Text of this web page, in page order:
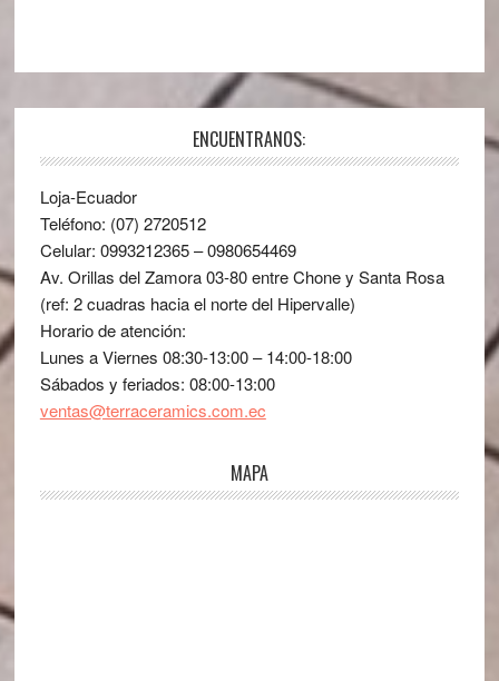
ENCUENTRANOS:
Loja-Ecuador
Teléfono: (07) 2720512
Celular: 0993212365 – 0980654469
Av. Orillas del Zamora 03-80 entre Chone y Santa Rosa
(ref: 2 cuadras hacia el norte del Hipervalle)
Horario de atención:
Lunes a Viernes 08:30-13:00 – 14:00-18:00
Sábados y feriados: 08:00-13:00
ventas@terraceramics.com.ec
MAPA